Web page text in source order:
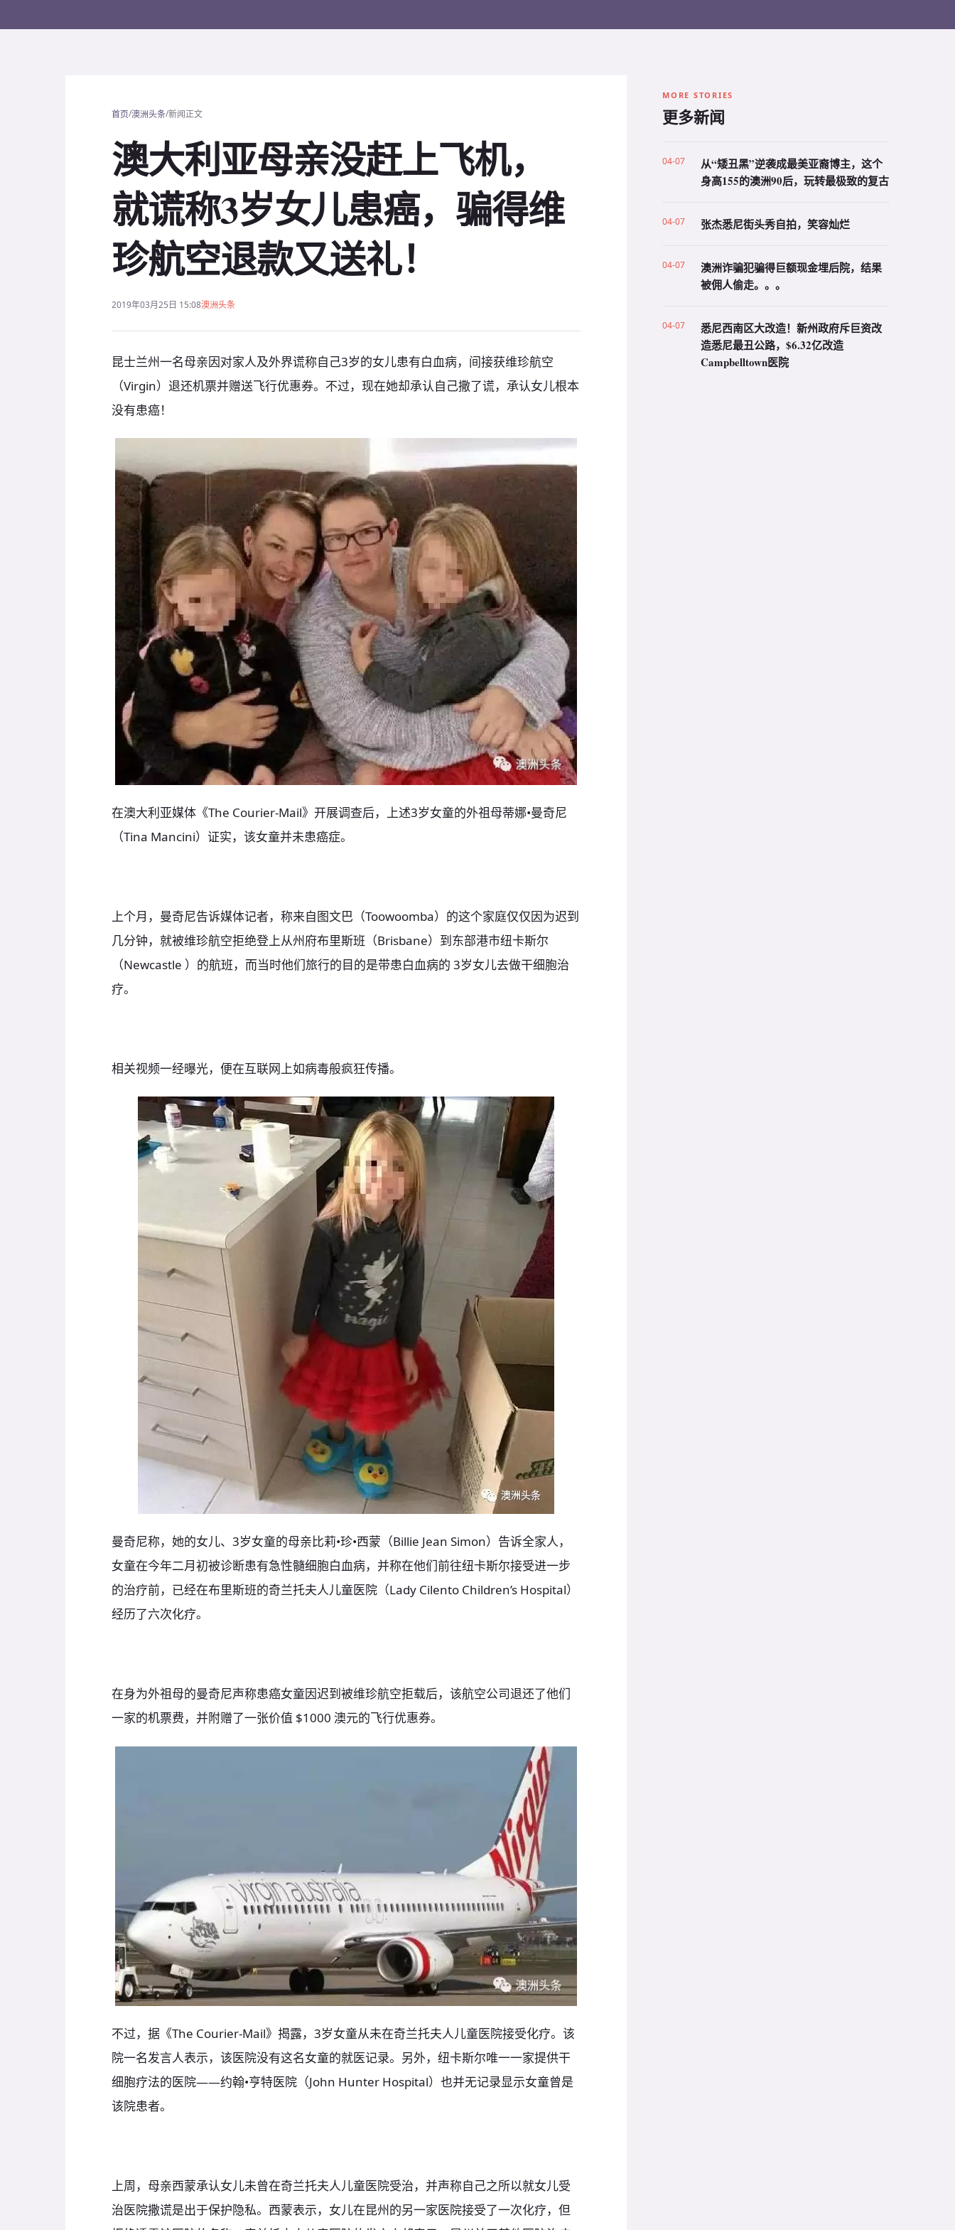
首页/澳洲头条/新闻正文
澳大利亚母亲没赶上飞机，
就谎称3岁女儿患癌，骗得维
珍航空退款又送礼！
2019年03月25日 15:08澳洲头条
昆士兰州一名母亲因对家人及外界谎称自己3岁的女儿患有白血病，间接获维珍航空
（Virgin）退还机票并赠送飞行优惠券。不过，现在她却承认自己撒了谎，承认女儿根本
没有患癌！
在澳大利亚媒体《The Courier-Mail》开展调查后，上述3岁女童的外祖母蒂娜•曼奇尼
（Tina Mancini）证实，该女童并未患癌症。
上个月，曼奇尼告诉媒体记者，称来自图文巴（Toowoomba）的这个家庭仅仅因为迟到
几分钟，就被维珍航空拒绝登上从州府布里斯班（Brisbane）到东部港市纽卡斯尔
（Newcastle ）的航班，而当时他们旅行的目的是带患白血病的 3岁女儿去做干细胞治
疗。
相关视频一经曝光，便在互联网上如病毒般疯狂传播。
曼奇尼称，她的女儿、3岁女童的母亲比莉•珍•西蒙（Billie Jean Simon）告诉全家人，
女童在今年二月初被诊断患有急性髓细胞白血病，并称在他们前往纽卡斯尔接受进一步
的治疗前，已经在布里斯班的奇兰托夫人儿童医院（Lady Cilento Children’s Hospital）
经历了六次化疗。
在身为外祖母的曼奇尼声称患癌女童因迟到被维珍航空拒载后，该航空公司退还了他们
一家的机票费，并附赠了一张价值 $1000 澳元的飞行优惠券。
不过，据《The Courier-Mail》揭露，3岁女童从未在奇兰托夫人儿童医院接受化疗。该
院一名发言人表示，该医院没有这名女童的就医记录。另外，纽卡斯尔唯一一家提供干
细胞疗法的医院——约翰•亨特医院（John Hunter Hospital）也并无记录显示女童曾是
该院患者。
上周，母亲西蒙承认女儿未曾在奇兰托夫人儿童医院受治，并声称自己之所以就女儿受
治医院撒谎是出于保护隐私。西蒙表示，女儿在昆州的另一家医院接受了一次化疗，但
MORE STORIES
更多新闻
04-07
从“矮丑黑”逆袭成最美亚裔博主，这个
身高155的澳洲90后，玩转最极致的复古
04-07 张杰悉尼街头秀自拍，笑容灿烂
04-07
澳洲诈骗犯骗得巨额现金埋后院，结果
被佣人偷走。。。
04-07
悉尼西南区大改造！新州政府斥巨资改
造悉尼最丑公路，$6.32亿改造
Campbelltown医院